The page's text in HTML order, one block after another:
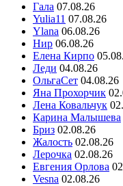
Гала 07.08.26
Yulia11 07.08.26
Ylana 06.08.26
Нир 06.08.26
Елена Кирпо
Леди 04.08.26
ОльгаСет 04.08.26
Яна Прохорчик
Лена Ковальчук
Карина Малышева
Бриз 02.08.26
Жалость 02.08.26
Лерочка 02.08.26
Евгения Орлова
Vesna 02.08.26